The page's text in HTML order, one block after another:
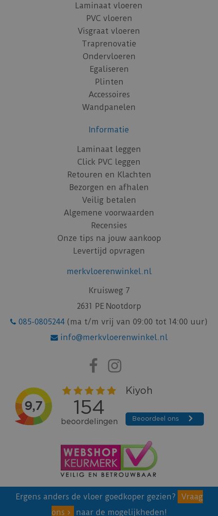
Laminaat vloeren
PVC vloeren
Visgraat vloeren
Traprenovatie
Ondervloeren
Egaliseren
Plinten
Accessoires
Wandpanelen
Informatie
Laminaat leggen
Click PVC leggen
Retouren en Klachten
Bezorgen en afhalen
Veilig betalen
Algemene voorwaarden
Recensies
Onze tips na jouw aankoop
Levertijd opvragen
merkvloerenwinkel.nl
Kruisweg 7
2631 PE Nootdorp
085-0805244 (ma t/m vrij van 09:00 tot 14:00 uur)
info@merkvloerenwinkel.nl
Ergens anders de vloer goedkoper gezien?
Vraag
ons
naar de mogelijkheden!